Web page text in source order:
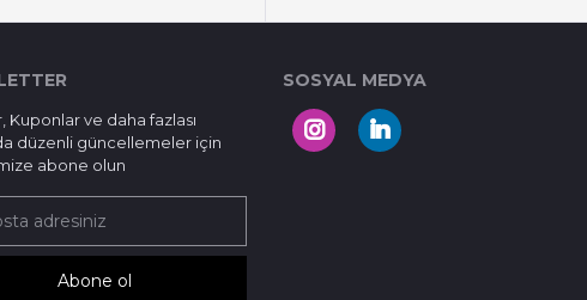
Kuponlar ve daha fazlası
düzenli güncellemeler için
abone olun
Abone ol
SOSYAL MEDYA